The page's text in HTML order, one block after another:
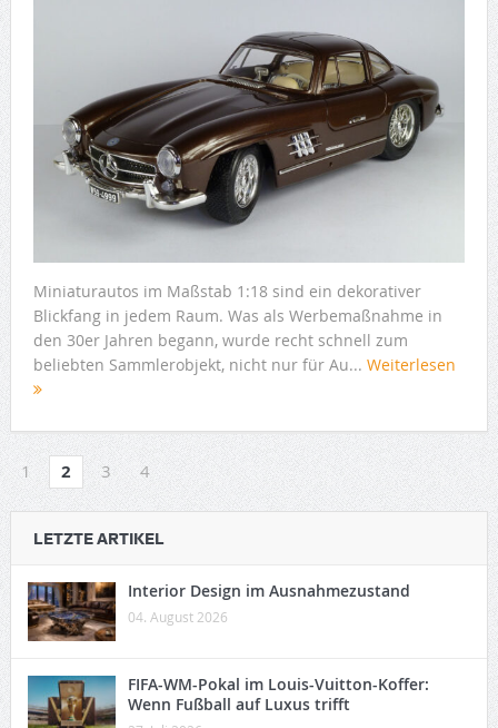
Miniaturautos im Maßstab 1:18 sind ein dekorativer
Blickfang in jedem Raum. Was als Werbemaßnahme in
den 30er Jahren begann, wurde recht schnell zum
beliebten Sammlerobjekt, nicht nur für Au... Weiterlesen
1 2 3 4
LETZTE ARTIKEL
Interior Design im Ausnahmezustand
04. August 2026
FIFA-WM-Pokal im Louis-Vuitton-Koffer:
Wenn Fußball auf Luxus trifft